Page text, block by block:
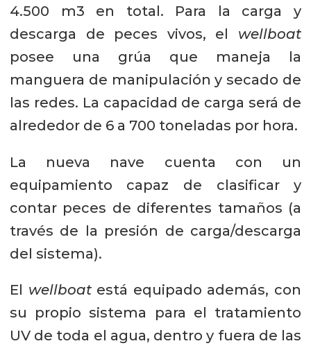
4.500 m3 en total. Para la carga y
descarga de peces vivos, el wellboat
posee una grúa que maneja la
manguera de manipulación y secado de
las redes. La capacidad de carga será de
alrededor de 6 a 700 toneladas por hora.
La nueva nave cuenta con un
equipamiento capaz de clasificar y
contar peces de diferentes tamaños (a
través de la presión de carga/descarga
del sistema).
El wellboatestá equipado además, con
su propio sistema para el tratamiento
UV de toda el agua, dentro y fuera de las